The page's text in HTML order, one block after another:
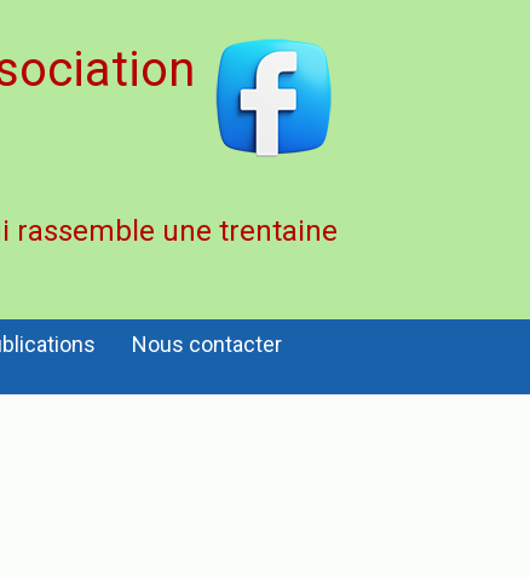
rassemble une trentaine
Nous contacter